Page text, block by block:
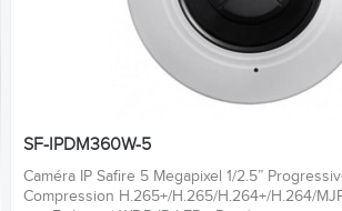
SF-IPDM360W-5
Caméra IP Safire 5 Megapixel 1/2.5”
Compression H.265+/H.265/H.264+/H.264/